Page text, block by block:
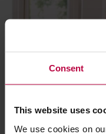
Consent
This website uses
We use cookies on